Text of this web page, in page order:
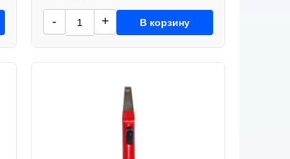
- + В корзину